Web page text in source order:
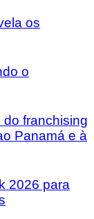
os
o
franchising
Panamá e à
2026 para